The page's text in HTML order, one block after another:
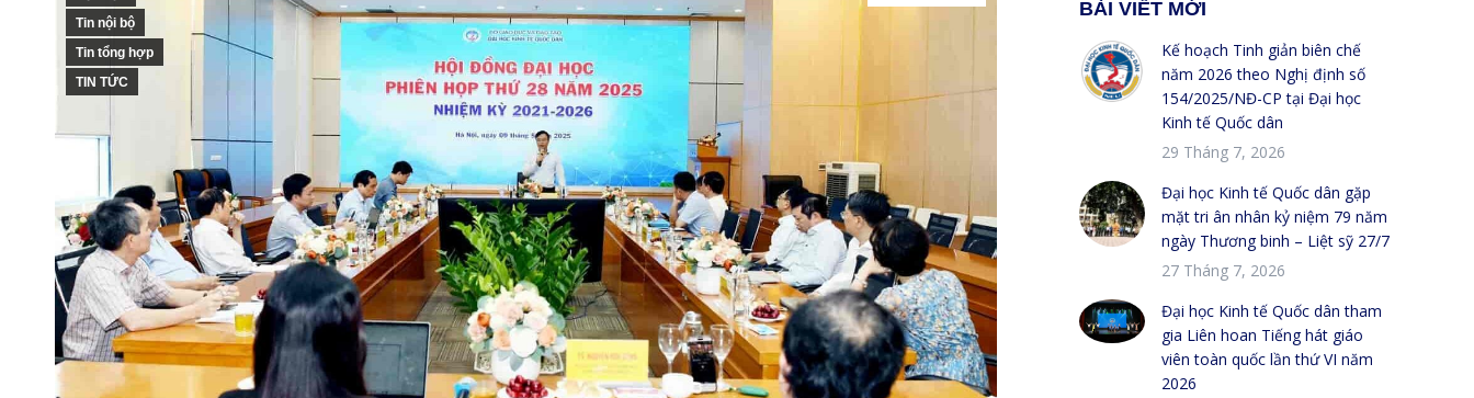
Tin nội bộ
Tin tổng hợp
TIN TỨC
BÀI VIẾT MỚI
Kế hoạch Tinh giản biên chế
năm 2026 theo Nghị định số
154/2025/NĐ-CP tại Đại học
Kinh tế Quốc dân
29 Tháng 7, 2026
Đại học Kinh tế Quốc dân gặp
mặt tri ân nhân kỷ niệm 79 năm
ngày Thương binh – Liệt sỹ 27/7
27 Tháng 7, 2026
Đại học Kinh tế Quốc dân tham
gia Liên hoan Tiếng hát giáo
viên toàn quốc lần thứ VI năm
2026